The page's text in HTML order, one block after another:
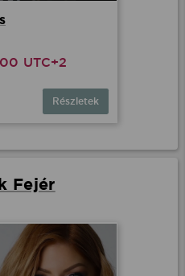
UTC+2
Részletek
Fejér